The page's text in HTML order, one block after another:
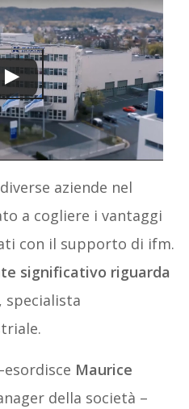
aziende nel
a cogliere i vantaggi
con il supporto di ifm.
significativo riguarda
, specialista
Maurice
della società –